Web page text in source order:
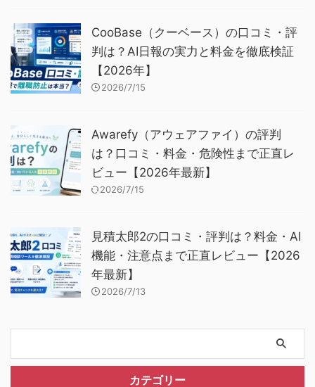
CooBase（クーベース）の口コミ・評
判は？AI日報の実力と料金を徹底検証
【2026年】
2026/7/15
Awarefy（アウェアファイ）の評判
は？口コミ・料金・危険性まで正直レ
ビュー【2026年最新】
2026/7/15
見積太郎2の口コミ・評判は？料金・AI
機能・注意点まで正直レビュー【2026
年最新】
2026/7/13
カテゴリー